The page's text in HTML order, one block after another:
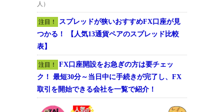
人）
注目！
スプレッドが狭いおすすめFX口座が見
つかる！ 【人気13通貨ペアのスプレッド比較
表】
注目！
FX口座開設をお急ぎの方は要チェッ
ク！ 最短30分～当日中に手続きが完了し、FX
取引を開始できる会社を一覧で紹介！